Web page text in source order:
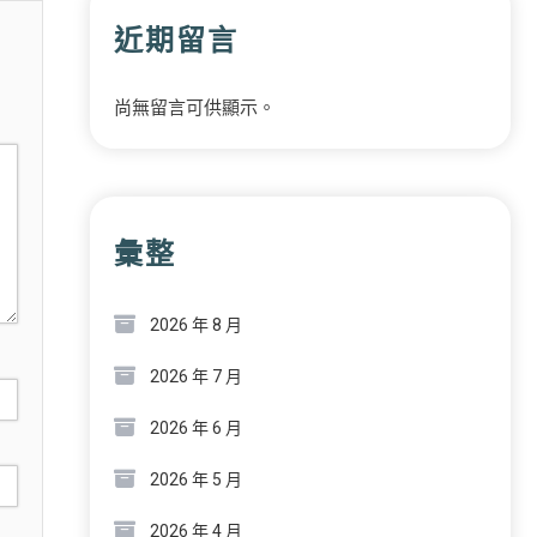
近期留言
尚無留言可供顯示。
彙整
2026 年 8 月
2026 年 7 月
2026 年 6 月
2026 年 5 月
2026 年 4 月